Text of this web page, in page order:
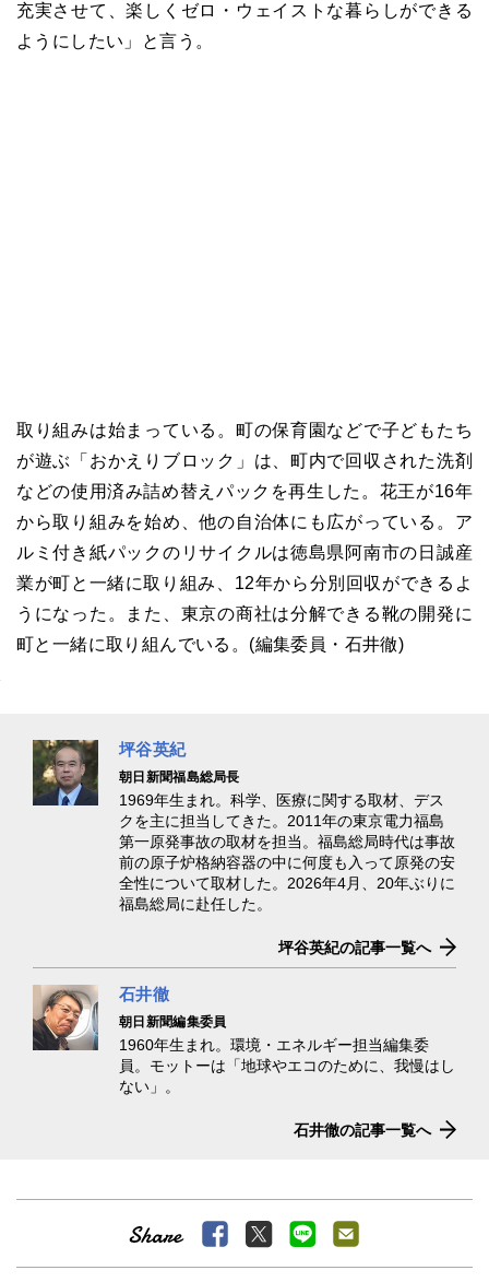
充実させて、楽しくゼロ・ウェイストな暮らしができる
ようにしたい」と言う。
取り組みは始まっている。町の保育園などで子どもたち
が遊ぶ「おかえりブロック」は、町内で回収された洗剤
などの使用済み詰め替えパックを再生した。花王が16年
から取り組みを始め、他の自治体にも広がっている。ア
ルミ付き紙パックのリサイクルは徳島県阿南市の日誠産
業が町と一緒に取り組み、12年から分別回収ができるよ
うになった。また、東京の商社は分解できる靴の開発に
町と一緒に取り組んでいる。(編集委員・石井徹)
坪谷英紀
朝日新聞福島総局長
1969年生まれ。科学、医療に関する取材、デス
クを主に担当してきた。2011年の東京電力福島
第一原発事故の取材を担当。福島総局時代は事故
前の原子炉格納容器の中に何度も入って原発の安
全性について取材した。2026年4月、20年ぶりに
福島総局に赴任した。
坪谷英紀の記事一覧へ
石井徹
朝日新聞編集委員
1960年生まれ。環境・エネルギー担当編集委
員。モットーは「地球やエコのために、我慢はし
ない」。
石井徹の記事一覧へ